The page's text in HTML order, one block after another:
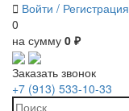
Войти / Регистрация
0
на сумму 0 ₽
Заказать звонок
+7 (913) 533-10-33